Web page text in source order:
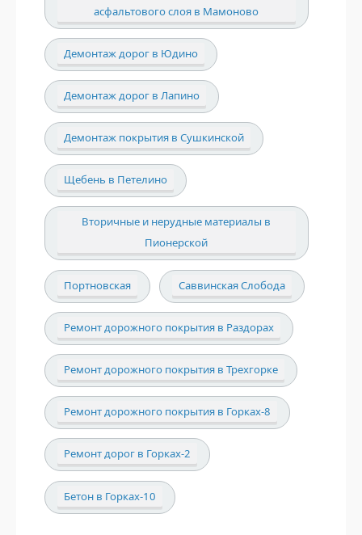
асфальтового слоя в Мамоново
Демонтаж дорог в Юдино
Демонтаж дорог в Лапино
Демонтаж покрытия в Сушкинской
Щебень в Петелино
Вторичные и нерудные материалы в
Пионерской
Портновская Саввинская Слобода
Ремонт дорожного покрытия в Раздорах
Ремонт дорожного покрытия в Трехгорке
Ремонт дорожного покрытия в Горках-8
Ремонт дорог в Горках-2
Бетон в Горках-10